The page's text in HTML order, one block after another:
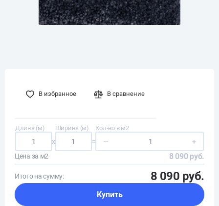
В избранное В сравнение
Длина (м)
x
Ширина (м)
=
Кол-во в м2
—
+
Цена за м2
8 090 руб.
Итого на сумму: 8 090 руб.
Купить